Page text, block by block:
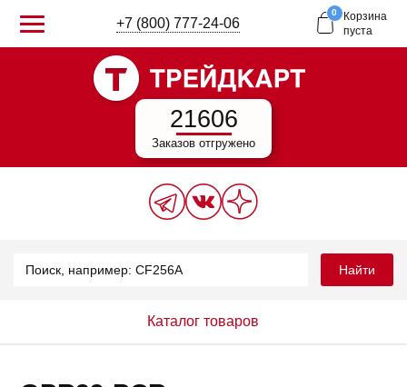
+7 (800) 777-24-06
0
Корзина
пуста
21606
Заказов отгружено
Найти
Каталог товаров